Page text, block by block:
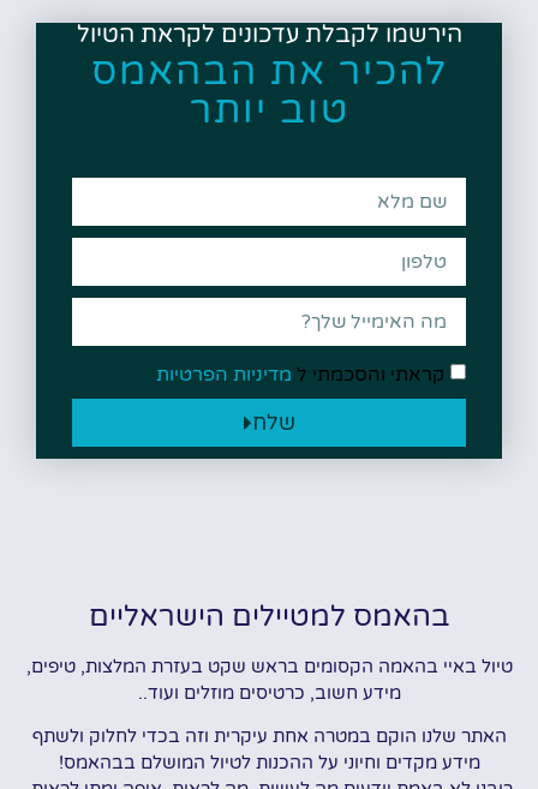
הירשמו לקבלת עדכונים לקראת הטיול
להכיר את הבהאמס
טוב יותר
קראתי והסכמתי ל מדיניות הפרטיות
שלח
בהאמס למטיילים הישראליים
טיול באיי בהאמה הקסומים בראש שקט בעזרת המלצות, טיפים,
מידע חשוב, כרטיסים מוזלים ועוד..
האתר שלנו הוקם במטרה אחת עיקרית וזה בכדי לחלוק ולשתף
מידע מקדים וחיוני על ההכנות לטיול המושלם בבהאמס!